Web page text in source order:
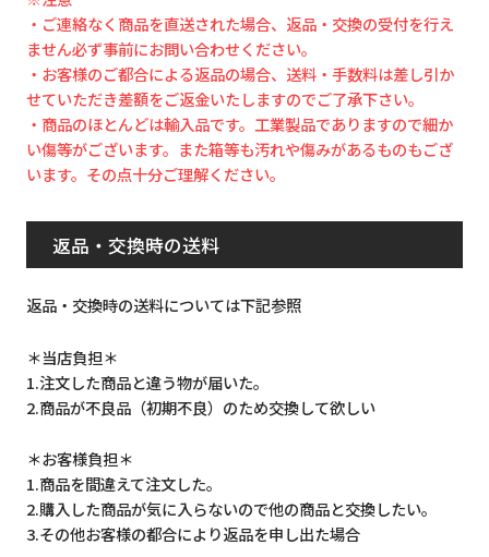
・ご連絡なく商品を直送された場合、返品・交換の受付を行え
ません必ず事前にお問い合わせください。
・お客様のご都合による返品の場合、送料・手数料は差し引か
せていただき差額をご返金いたしますのでご了承下さい。
・商品のほとんどは輸入品です。工業製品でありますので細か
い傷等がございます。また箱等も汚れや傷みがあるものもござ
います。その点十分ご理解ください。
返品・交換時の送料
返品・交換時の送料については下記参照
＊当店負担＊
1.注文した商品と違う物が届いた。
2.商品が不良品（初期不良）のため交換して欲しい
＊お客様負担＊
1.商品を間違えて注文した。
2.購入した商品が気に入らないので他の商品と交換したい。
3.その他お客様の都合により返品を申し出た場合